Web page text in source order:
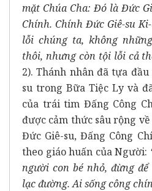
mặt Chúa Cha: Đó là Đức
Chính. Chính Đức Giê-su
lỗi chúng ta, không
thôi, nhưng còn tội lỗi cả
2). Thánh nhân đã tựa
su trong Bữa Tiệc Ly và
của trái tim Đấng Công
được cảm thức sâu rộng
Đức Giê-su, Đấng Công
theo giáo huấn của Người:
người con bé nhỏ, đừng
lạc đường. Ai sống công